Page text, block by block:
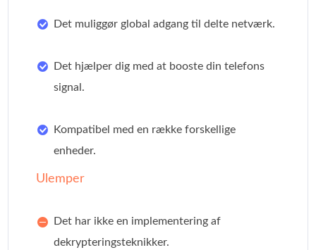
Det muliggør global adgang til delte netværk.
Det hjælper dig med at booste din telefons
signal.
Kompatibel med en række forskellige
enheder.
Ulemper
Det har ikke en implementering af
dekrypteringsteknikker.